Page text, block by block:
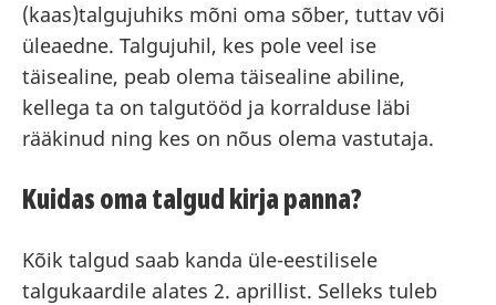
(kaas)talgujuhiks mõni oma sõber, tuttav või
üleaedne. Talgujuhil, kes pole veel ise
täisealine, peab olema täisealine abiline,
kellega ta on talgutööd ja korralduse läbi
rääkinud ning kes on nõus olema vastutaja.
Kuidas oma talgud kirja panna?
Kõik talgud saab kanda üle-eestilisele
talgukaardile alates 2. aprillist. Selleks tuleb